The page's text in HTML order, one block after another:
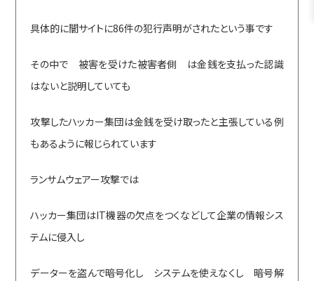
具体的に闇サイトに86件の犯行声明がされたという事です
その中で 被害を受けた被害者側 は金銭を支払った認識
はないと説明していても
攻撃したハッカー集団は金銭を受け取ったと主張している例
もあるように報じられています
ランサムウェアー攻撃では
ハッカー集団はIT機器の欠点をつくなどして企業の情報シス
テムに侵入し
データーを盗んで暗号化し システムを使えなくし 暗号解